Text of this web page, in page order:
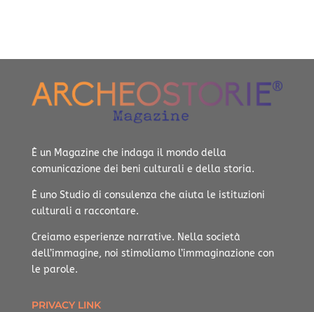
È un Magazine che indaga il mondo della
comunicazione dei beni culturali e della storia.
È uno Studio di consulenza che aiuta le istituzioni
culturali a raccontare.
Creiamo esperienze narrative. Nella società
dell’immagine, noi stimoliamo l’immaginazione con
le parole.
PRIVACY LINK